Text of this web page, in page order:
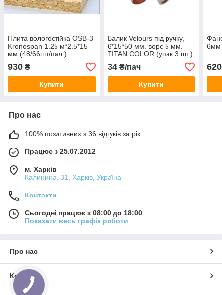
Плита вологостійка OSB-3
Kronospan 1,25 м*2,5*15
мм (48/66шт/пал.)
930 ₴
Купити
Валик Velours під ручку,
6*15*50 мм, ворс 5 мм,
TITAN COLOR (упак.3 шт.)
34₴/пач
Купити
6мм
620
Про нас
100% позитивних з 36 відгуків за рік
Працює з 25.07.2012
м. Харків
Калинина, 31, Харків, Україна
Контакти
Сьогодні працює з 08:00 до 18:00
Показати весь графік роботи
Про нас
Контакти